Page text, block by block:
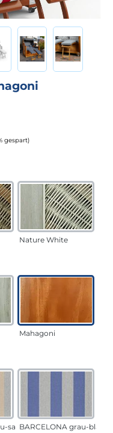
gespart)
Nature White
Mahagoni
sandBARCELONA grau-blau